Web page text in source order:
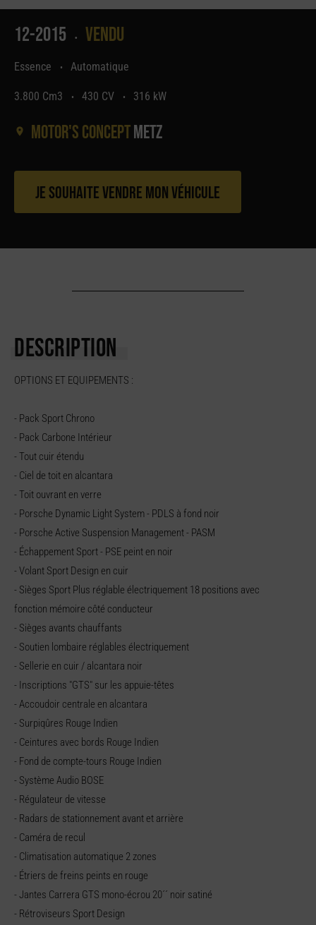
12-2015 • Vendu
Essence • Automatique
3.800 Cm3 • 430 CV • 316 kW
Motor's conceptMetz
Je souhaite vendre mon véhicule
DESCRIPTION
OPTIONS ET EQUIPEMENTS :
- Pack Sport Chrono
- Pack Carbone Intérieur
- Tout cuir étendu
- Ciel de toit en alcantara
- Toit ouvrant en verre
- Porsche Dynamic Light System - PDLS à fond noir
- Porsche Active Suspension Management - PASM
- Échappement Sport - PSE peint en noir
- Volant Sport Design en cuir
- Sièges Sport Plus réglable électriquement 18 positions avec
fonction mémoire côté conducteur
- Sièges avants chauffants
- Soutien lombaire réglables électriquement
- Sellerie en cuir / alcantara noir
- Inscriptions "GTS" sur les appuie-têtes
- Accoudoir centrale en alcantara
- Surpiqûres Rouge Indien
- Ceintures avec bords Rouge Indien
- Fond de compte-tours Rouge Indien
- Système Audio BOSE
- Régulateur de vitesse
- Radars de stationnement avant et arrière
- Caméra de recul
- Climatisation automatique 2 zones
- Étriers de freins peints en rouge
- Jantes Carrera GTS mono-écrou 20´´ noir satiné
- Rétroviseurs Sport Design